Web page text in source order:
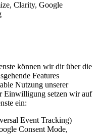
Clarity, Google
können wir dir über die
Features
Nutzung unserer
Einwilligung setzen wir auf
ein:
Event Tracking)
Consent Mode,